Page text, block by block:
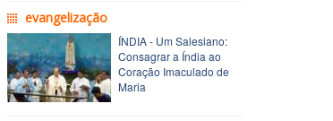
evangelização
ÍNDIA - Um Salesiano:
Consagrar a Índia ao
Coração Imaculado de
Maria